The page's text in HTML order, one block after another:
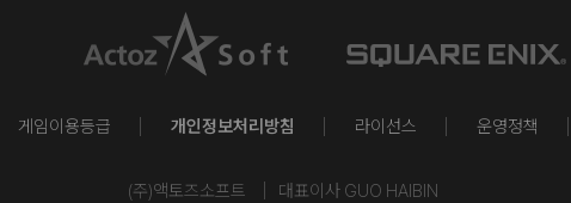
게임이용등급 개인정보처리방침 라이선스 운영정책
(주)액토즈소프트 대표이사 GUO HAIBIN